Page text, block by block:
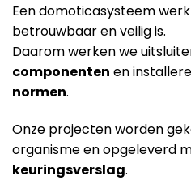
Een domoticasysteem
betrouwbaar en veilig is.
Daarom werken we
componenten en
normen.
Onze projecten worden
organisme en opgeleverd
keuringsverslag.